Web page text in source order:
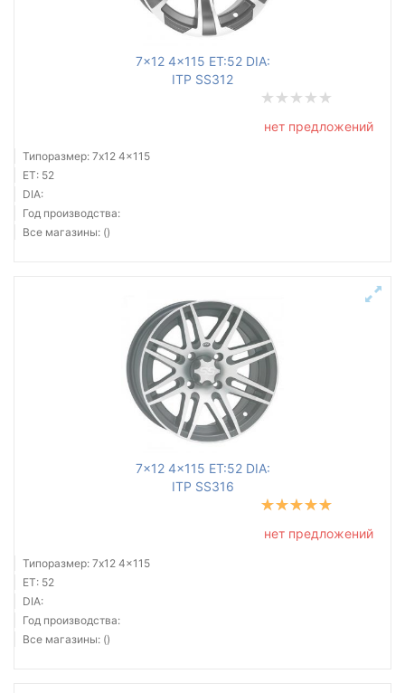
7x12 4x115 ET:52 DIA:
ITP SS312
нет предложений
Типоразмер: 7x12 4x115
ET: 52
DIA:
Год производства:
Все магазины: ()
7x12 4x115 ET:52 DIA:
ITP SS316
нет предложений
Типоразмер: 7x12 4x115
ET: 52
DIA:
Год производства:
Все магазины: ()